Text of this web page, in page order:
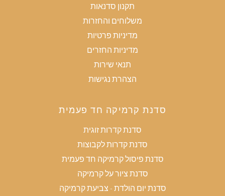
תקנון סדנאות
משלוחים והחזרות
מדיניות פרטיות
מדיניות החזרים
תנאי שירות
הצהרת נגישות
סדנת קרמיקה חד פעמית
סדנת קדרות זוגית
סדנת קדרות לקבוצות
סדנת פיסול קרמיקה חד פעמית
סדנת ציור על קרמיקה
סדנת יום הולדת - צביעת קרמיקה